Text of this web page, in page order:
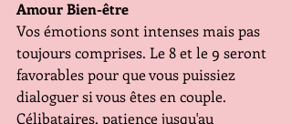
Amour Bien-être
Vos émotions sont intenses mais pas
toujours comprises. Le 8 et le 9 seront
favorables pour que vous puissiez
dialoguer si vous êtes en couple.
Célibataires, patience jusqu'au